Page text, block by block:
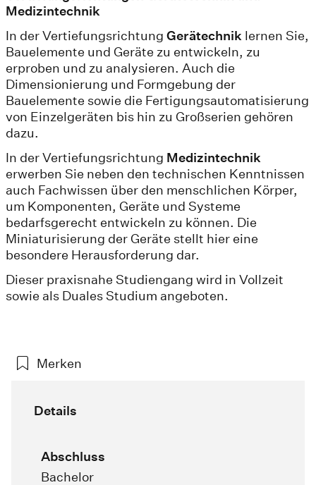
Medizintechnik
In der Vertiefungsrichtung Gerätechnik lernen Sie,
Bauelemente und Geräte zu entwickeln, zu
erproben und zu analysieren. Auch die
Dimensionierung und Formgebung der
Bauelemente sowie die Fertigungsautomatisierung
von Einzelgeräten bis hin zu Großserien gehören
dazu.
In der Vertiefungsrichtung Medizintechnik
erwerben Sie neben den technischen Kenntnissen
auch Fachwissen über den menschlichen Körper,
um Komponenten, Geräte und Systeme
bedarfsgerecht entwickeln zu können. Die
Miniaturisierung der Geräte stellt hier eine
besondere Herausforderung dar.
Dieser praxisnahe Studiengang wird in Vollzeit
sowie als Duales Studium angeboten.
Merken
Details
Abschluss
Bachelor